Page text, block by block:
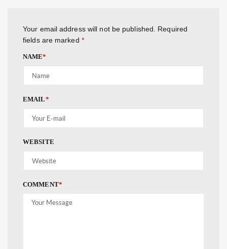
Your email address will not be published. Required
fields are marked *
NAME*
EMAIL*
WEBSITE
COMMENT*